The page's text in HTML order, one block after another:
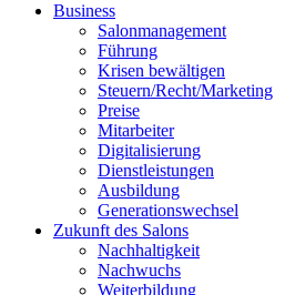
Business
Salonmanagement
Führung
Krisen bewältigen
Steuern/Recht/Marketing
Preise
Mitarbeiter
Digitalisierung
Dienstleistungen
Ausbildung
Generationswechsel
Zukunft des Salons
Nachhaltigkeit
Nachwuchs
Weiterbildung